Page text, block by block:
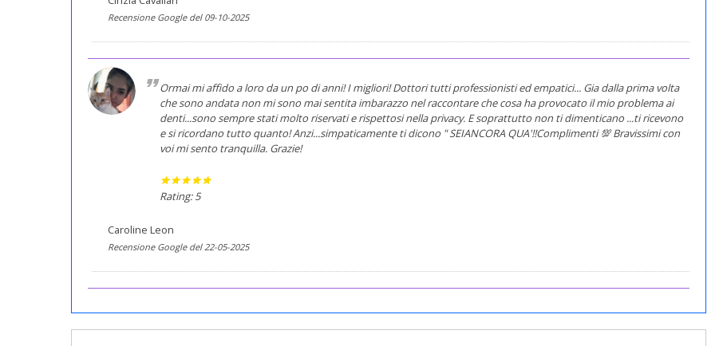
Recensione Google del 09-10-2025
Ormai mi affido a loro da un po di anni! I migliori! Dottori tutti professionisti ed empatici... Gia dalla prima volta
che sono andata non mi sono mai sentita imbarazzo nel raccontare che cosa ha provocato il mio problema ai
denti...sono sempre stati molto riservati e rispettosi nella privacy. E soprattutto non ti dimenticano ...ti ricevono
e si ricordano tutto quanto! Anzi...simpaticamente ti dicono " SEIANCORA QUA'!!Complimenti 💯 Bravissimi con
voi mi sento tranquilla. Grazie!
Rating: 5
Caroline Leon
Recensione Google del 22-05-2025